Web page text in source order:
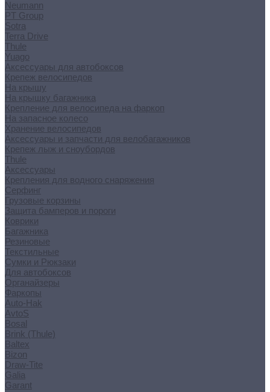
Neumann
PT Group
Sotra
Terra Drive
Thule
Yuago
Аксессуары для автобоксов
Крепеж велосипедов
На крышу
На крышку багажника
Крепление для велосипеда на фаркоп
На запасное колесо
Хранение велосипедов
Аксессуары и запчасти для велобагажников
Крепеж лыж и сноубордов
Thule
Аксессуары
Крепления для водного снаряжения
Серфинг
Грузовые корзины
Защита бамперов и пороги
Коврики
Багажника
Резиновые
Текстильные
Сумки и Рюкзаки
Для автобоксов
Органайзеры
Фаркопы
Auto-Hak
AvtoS
Bosal
Brink (Thule)
Baltex
Bizon
Draw-Tite
Galia
Garant